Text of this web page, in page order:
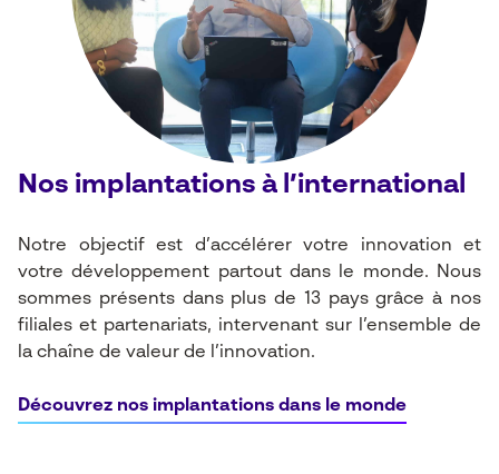
Nos implantations à l’international
Notre objectif est d’accélérer votre innovation et
votre développement partout dans le monde.
Nous
sommes présents dans plus de 13 pays grâce à nos
filiales et partenariats, intervenant sur l’ensemble de
la chaîne de valeur de l’innovation.
Découvrez nos implantations dans le monde